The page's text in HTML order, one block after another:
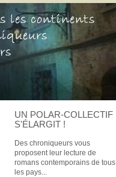
UN POLAR-COLLECTIF
S'ÉLARGIT !
Des chroniqueurs vous
proposent leur lecture de
romans contemporains de tous
les pays...